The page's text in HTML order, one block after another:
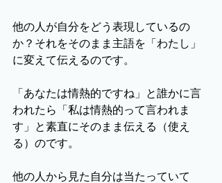
他の人が自分をどう表現しているの
か？それをそのまま主語を「わたし」
に変えて伝えるのです。
「あなたは情熱的ですね」と誰かに言
われたら「私は情熱的って言われま
す」と素直にそのまま伝える（使え
る）のです。
他の人から見た自分は当たっていて